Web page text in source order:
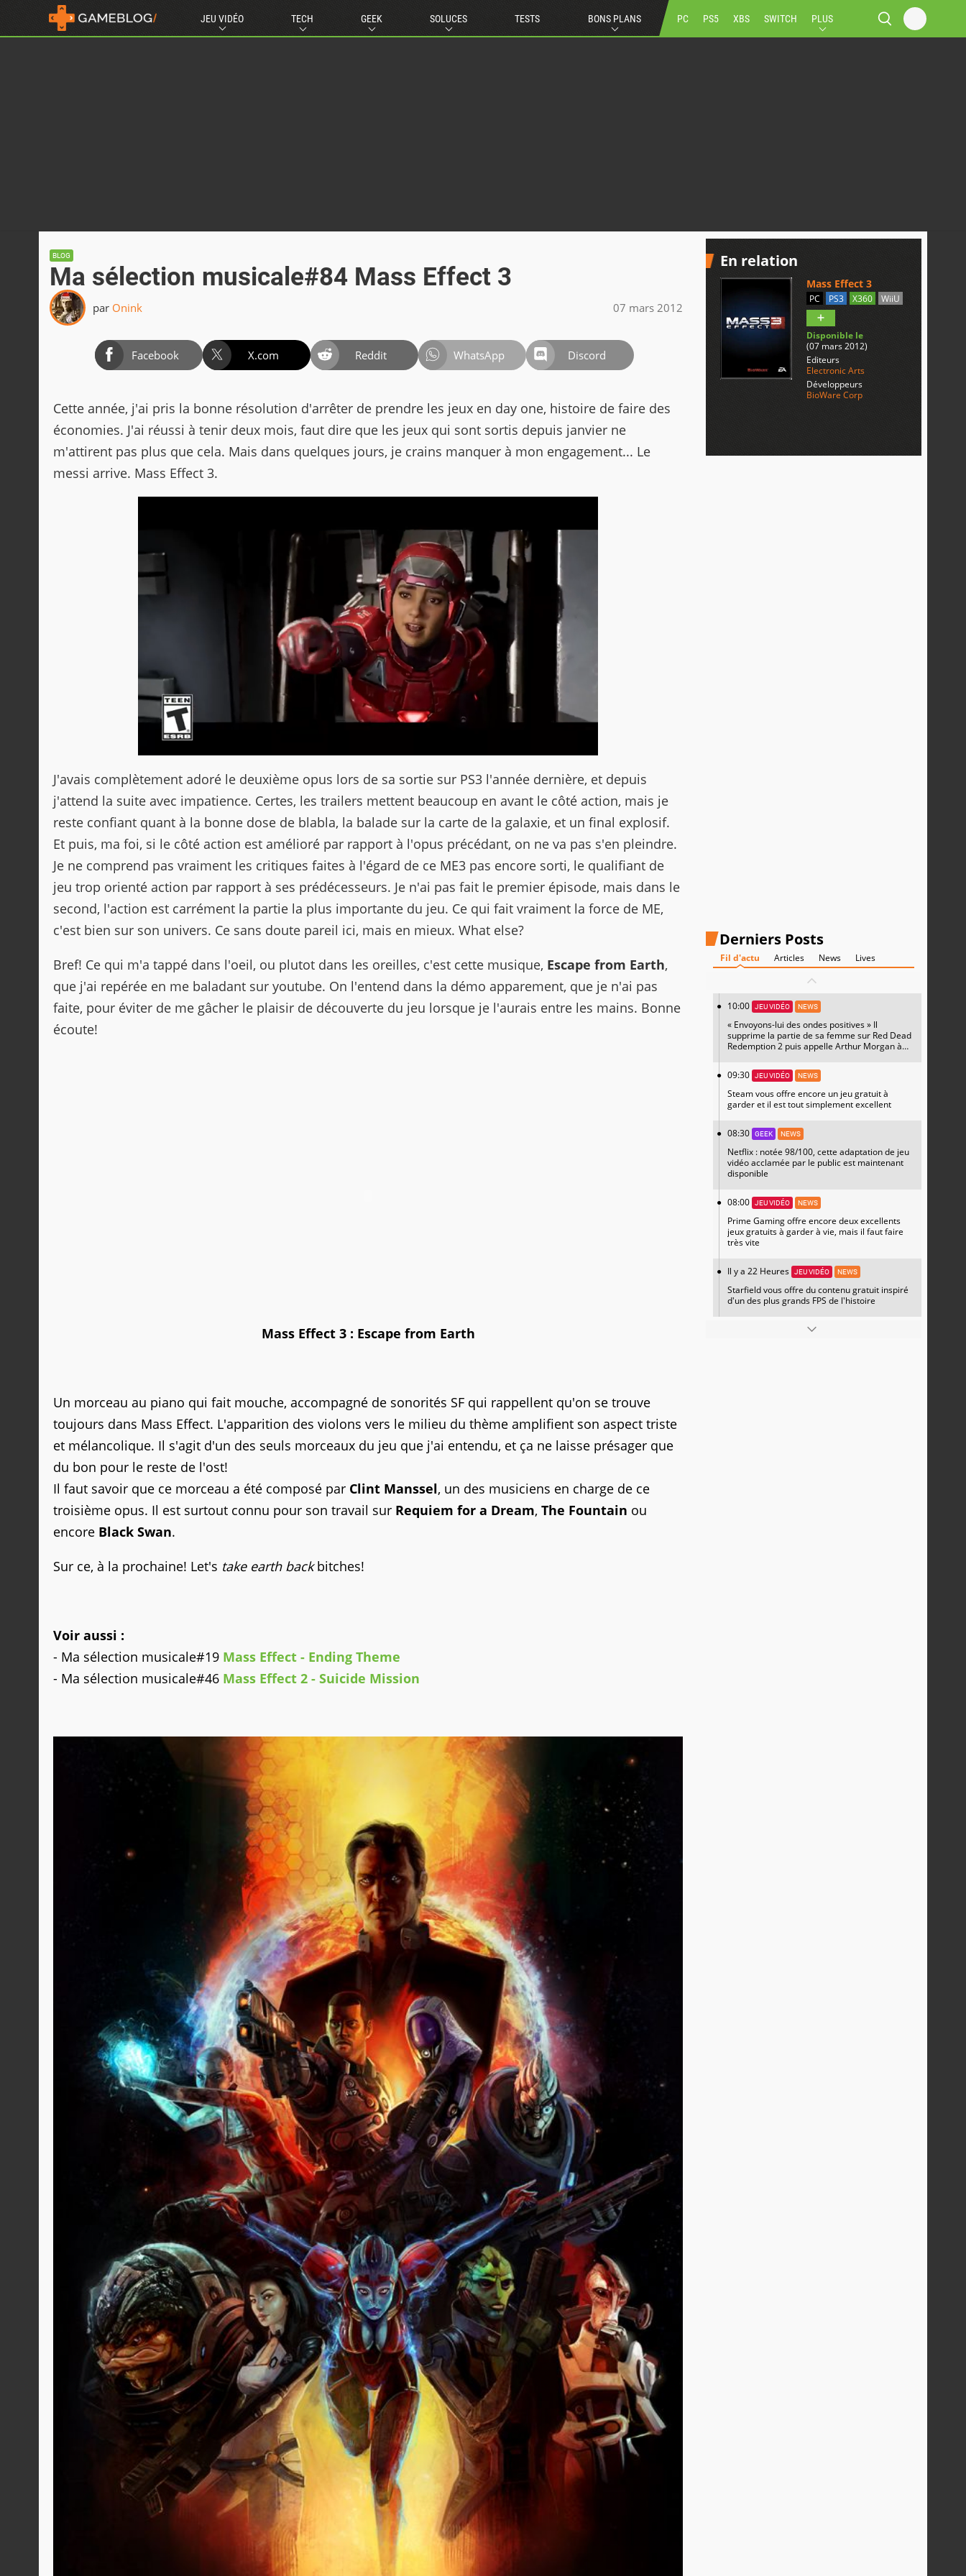
JEU VIDÉO TECH GEEK SOLUCES TESTS BONS PLANS PC PS5 XBS SWITCH PLUS
BLOG
Ma sélection musicale#84 Mass Effect 3
par Onink 07 mars 2012
Facebook X.com Reddit WhatsApp Discord
Cette année, j'ai pris la bonne résolution d'arrêter de prendre les jeux en day one, histoire de faire des
économies. J'ai réussi à tenir deux mois, faut dire que les jeux qui sont sortis depuis janvier ne
m'attirent pas plus que cela. Mais dans quelques jours, je crains manquer à mon engagement... Le
messi arrive. Mass Effect 3.
J'avais complètement adoré le deuxième opus lors de sa sortie sur PS3 l'année dernière, et depuis
j'attend la suite avec impatience. Certes, les trailers mettent beaucoup en avant le côté action, mais je
reste confiant quant à la bonne dose de blabla, la balade sur la carte de la galaxie, et un final explosif.
Et puis, ma foi, si le côté action est amélioré par rapport à l'opus précédant, on ne va pas s'en pleindre.
Je ne comprend pas vraiment les critiques faites à l'égard de ce ME3 pas encore sorti, le qualifiant de
jeu trop orienté action par rapport à ses prédécesseurs. Je n'ai pas fait le premier épisode, mais dans le
second, l'action est carrément la partie la plus importante du jeu. Ce qui fait vraiment la force de ME,
c'est bien sur son univers. Ce sans doute pareil ici, mais en mieux. What else?
Bref! Ce qui m'a tappé dans l'oeil, ou plutot dans les oreilles, c'est cette musique, Escape from Earth,
que j'ai repérée en me baladant sur youtube. On l'entend dans la démo apparement, que je n'ai pas
faite, pour éviter de me gâcher le plaisir de découverte du jeu lorsque je l'aurais entre les mains. Bonne
écoute!
Mass Effect 3 : Escape from Earth
Un morceau au piano qui fait mouche, accompagné de sonorités SF qui rappellent qu'on se trouve
toujours dans Mass Effect. L'apparition des violons vers le milieu du thème amplifient son aspect triste
et mélancolique. Il s'agit d'un des seuls morceaux du jeu que j'ai entendu, et ça ne laisse présager que
du bon pour le reste de l'ost!
Il faut savoir que ce morceau a été composé par Clint Manssel, un des musiciens en charge de ce
troisième opus. Il est surtout connu pour son travail sur Requiem for a Dream, The Fountain ou
encore Black Swan.
Sur ce, à la prochaine! Let's take earth backbitches!
Voir aussi :
- Ma sélection musicale#19 Mass Effect - Ending Theme
- Ma sélection musicale#46 Mass Effect 2 - Suicide Mission
En relation
Mass Effect 3
PC PS3 X360 WiiU
Disponible le
(07 mars 2012)
Editeurs
Electronic Arts
Développeurs
BioWare Corp
Derniers Posts
Fil d'actu Articles News Lives
10:00 JEU VIDÉO NEWS
« Envoyons-lui des ondes positives » Il
supprime la partie de sa femme sur Red Dead
Redemption 2 puis appelle Arthur Morgan à
09:30
JEU VIDÉO NEWS
Steam vous offre encore un jeu gratuit à
garder et il est tout simplement excellent
08:30 GEEK NEWS
Netflix : notée 98/100, cette adaptation de jeu
vidéo acclamée par le public est maintenant
disponible
08:00 JEU VIDÉO NEWS
Prime Gaming offre encore deux excellents
jeux gratuits à garder à vie, mais il faut faire
très vite
Il y a 22 Heures JEU VIDÉO NEWS
Starfield vous offre du contenu gratuit inspiré
d'un des plus grands FPS de l'histoire